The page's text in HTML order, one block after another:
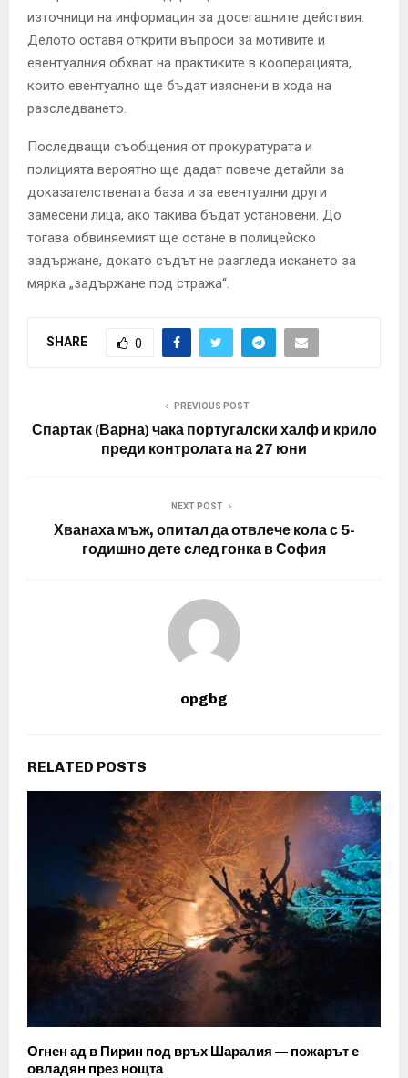
източници на информация за досегашните действия.
Делото оставя открити въпроси за мотивите и
евентуалния обхват на практиките в кооперацията,
които евентуално ще бъдат изяснени в хода на
разследването.
Последващи съобщения от прокуратурата и
полицията вероятно ще дадат повече детайли за
доказателствената база и за евентуални други
замесени лица, ако такива бъдат установени. До
тогава обвиняемият ще остане в полицейско
задържане, докато съдът не разгледа искането за
мярка „задържане под стража“.
SHARE 0
PREVIOUS POST
Спартак (Варна) чака португалски халф и крило
преди контролата на 27 юни
NEXT POST
Хванаха мъж, опитал да отвлече кола с 5-
годишно дете след гонка в София
opgbg
RELATED POSTS
Огнен ад в Пирин под връх Шаралия — пожарът е
овладян през нощта